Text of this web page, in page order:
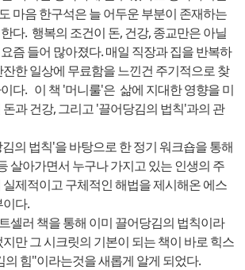
마음 한구석은 늘 어두운 부분이 존재하는
다. 행복의 조건이 돈, 건강, 종교만은 아닐
즘 들어 많아졌다. 매일 직장과 집을 반복하
한 일상에 무료함을 느낀건 주기적으로 찾
다. 이 책 '머니룰'은 삶에 지대한 영향을 미
과 건강, 그리고 '끌어당김의 법칙'과의 관
의 법칙'을 바탕으로 한 정기 워크숍을 통해
살아가면서 누구나 가지고 있는 인생의 주
제적이고 구체적인 해법을 제시해온 에스
다.
셀러 책을 통해 이미 끌어당김의 법칙이라
만 그 시크릿의 기본이 되는 책이 바로 힉스
의 힘"이라는것을 새롭게 알게 되었다.